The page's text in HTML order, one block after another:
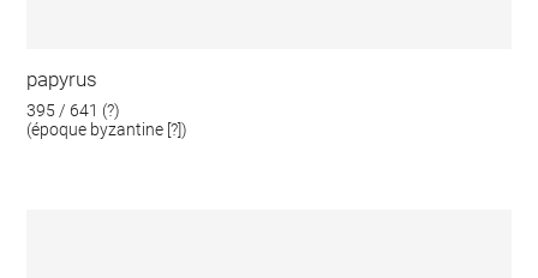
papyrus
395 / 641 (?)
(époque byzantine [?])